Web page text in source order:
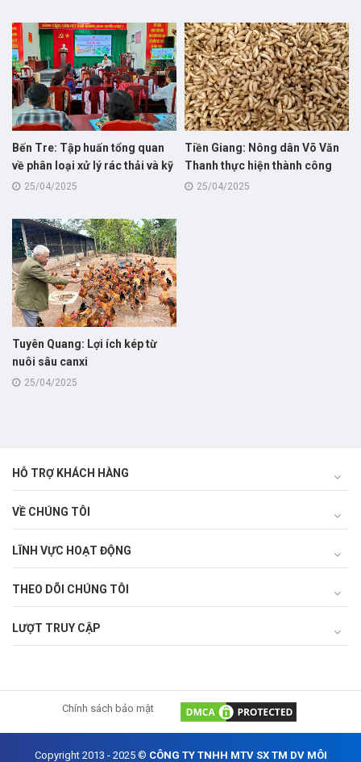
ngành dệt may Việt Nam
Bến Tre: Tập huấn tổng quan
về phân loại xử lý rác thải và kỹ
thuật nuôi sâu canxi cho hội
25/04/2025
Tiền Giang: Nông dân Võ Văn
Thanh thực hiện thành công
nuôi thử nghiệm mô hình nuôi
25/04/2025
Tuyên Quang: Lợi ích kép từ
nuôi sâu canxi
25/04/2025
HỖ TRỢ KHÁCH HÀNG
VỀ CHÚNG TÔI
LĨNH VỰC HOẠT ĐỘNG
THEO DÕI CHÚNG TÔI
LƯỢT TRUY CẬP
Chính sách bảo mật
Copyright 2013 - 2025 © CÔNG TY TNHH MTV SX TM DV MÔI